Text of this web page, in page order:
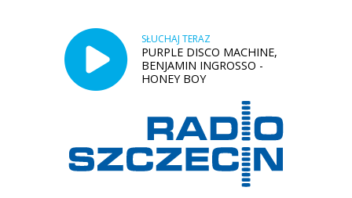
SŁUCHAJ TERAZ
PURPLE DISCO MACHINE,
BENJAMIN INGROSSO -
HONEY BOY